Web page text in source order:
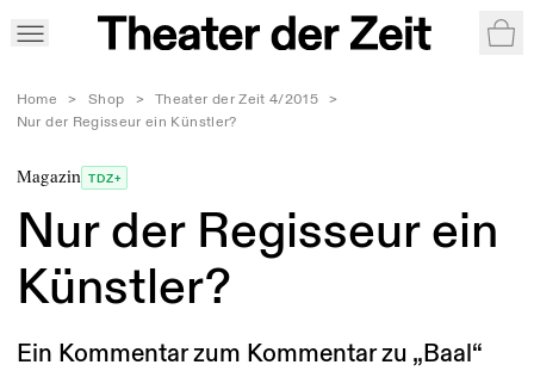
Home > Shop > Theater der Zeit 4/2015
>
Nur der Regisseur ein Künstler?
Magazin TDZ+
Nur der Regisseur ein
Künstler?
Ein Kommentar zum Kommentar zu „Baal“